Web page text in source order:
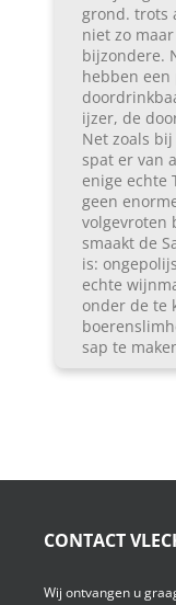
grond. trots
niet zo
bijzondere.
hebben
ijzer, de
Net zoals
spat er van
enige echte
geen
volgevroten
smaakt de
is:
echte
onder de te
sap te
CONTACT
Wij ontvangen u